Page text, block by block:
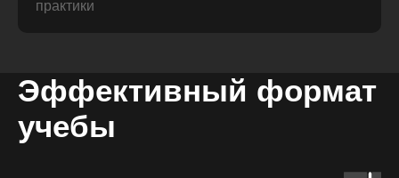
практики
Эффективный формат
учебы